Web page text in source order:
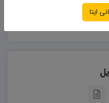
می‌گیرد.
رشته و گرایش، موضوع
اساس قرارداد قبل از شروع
نامه
ایتا